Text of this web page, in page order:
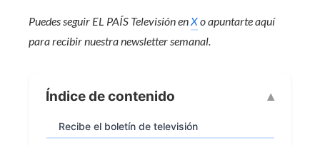
Puedes seguir EL PAÍS Televisión enXo apuntarte aquí
para recibirnuestra newsletter semanal.
Índice de contenido
Recibe el boletín de televisión